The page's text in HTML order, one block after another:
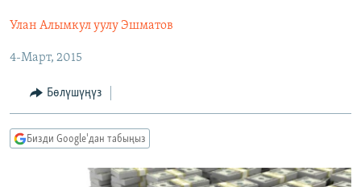
ЭКОНОМИКА
МАДАНИЯТ
БОРБОР АЗИЯ
АТАЙЫН ИЛИКТӨӨ
ТВ ПРОГРАММАЛАР
БҮГҮН АЗАТТЫКТА
БИЗ ЖАНА ДҮЙНӨ
ПОДКАСТ
ӨЗГӨЧӨ ПИКИР
Улан Алымкул уулу Эшматов
4-Март, 2015
Бөлүшүңүз
Бизди Google'дан табыңыз